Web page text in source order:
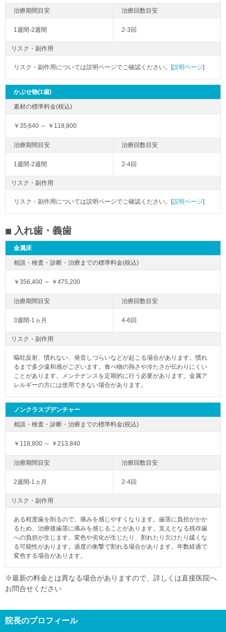
1週間-2週間 2-3回
リスク・副作用
リスク・副作用については説明ページでご確認ください。[説明ページ]
かぶせ物(1歯)
￥35,640 ～ ￥118,800
1週間-2週間 2-4回
リスク・副作用
リスク・副作用については説明ページでご確認ください。[説明ページ]
入れ歯・義歯
金属床
￥356,400 ～ ￥475,200
3週間-1ヵ月 4-6回
リスク・副作用
嘔吐反射、慣れない、発音しづらいなどが起こる場合があります。慣れ
るまで多少違和感がございます。食べ物の熱さや冷たさが伝わりにくい
ことがあります。メンテナンスを定期的に行う必要があります。金属ア
レルギーの方には使用できない場合があります。
ノンクラスプデンチャー
￥118,800 ～ ￥213,840
2週間-1ヵ月 2-4回
リスク・副作用
ある程度歯を削るので、痛みを感じやすくなります。歯茎に負担がかか
るため、治療後歯茎に痛みを感じることがあります。支えとなる残存歯
への負担が生じます。変色や劣化が生じたり、割れたり欠けたり緩くな
る可能性があります。過度の衝撃で割れる場合があります。年数経過で
変色する場合があります。
※最新の料金とは異なる場合がありますので、詳しくは直接医院へ
お問合せください
院長のプロフィール